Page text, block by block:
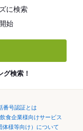
に検索
始
グ検索！
番号認証とは
食企業様向けサービス
体様等向け）について